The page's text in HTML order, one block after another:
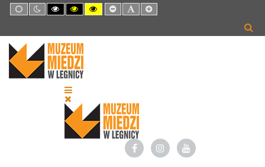
Default
mode
Night
mode
High
Contrast
mode
High
Contrast
mode
High
Contrast
mode
Set
Smaller
Set
Default
Set
Larger